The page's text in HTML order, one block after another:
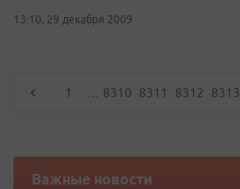
13:10, 29 декабря 2009
1 … 8310 8311 8312 8313
Важные новости